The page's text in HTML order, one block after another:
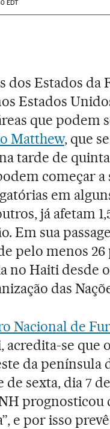
EDT
Redes Sociales
dos Estados
Estados
que podem
Matthew, que
tarde de
começar a
em
já afetam
Em sua
pelo menos
no Haiti desde
das
Nacional de
acredita-se que
da península
de sexta, dia 7
prognosticou
e por isso